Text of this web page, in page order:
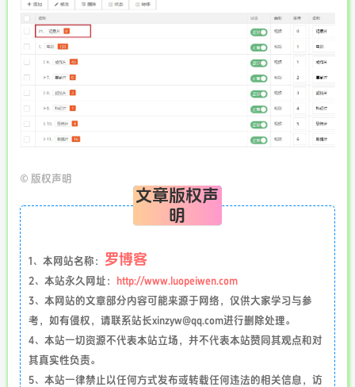
© 版权声明
文章版权声
明
1、本网站名称： 罗博客
2、本站永久网址：
http://www.luopeiwen.com
3、本网站的文章部分内容可能来源于网络，仅供大家学习与参
考，如有侵权，请联系站长xinzyw@qq.com进行删除处理。
4、本站一切资源不代表本站立场，并不代表本站赞同其观点和对
其真实性负责。
5、本站一律禁止以任何方式发布或转载任何违法的相关信息，访